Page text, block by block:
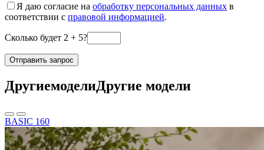
Я даю согласие на обработку персональных данных в
соответствии с правовой информацией.
Сколько будет 2 + 5?
ДругиемоделиДругие модели
BASIC 160